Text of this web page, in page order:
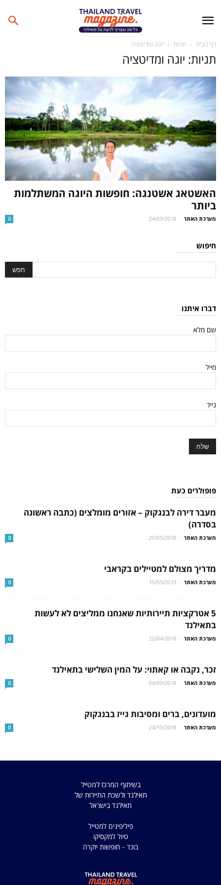
דף הבית תגיות יוגה ומדיטציה
תגיות: יוגה ומדיטציה
האשטאג אשטנגה: חופשות היוגה המשתלמות
ביותר
מערכת האתר -
24/03/2018
0
חיפוש
דברו איתנו
שם מלא
מייל
נייד
פופולרים כעת
מעבר דירה לבנגקוק – אזורים מומלצים (כתבה ראשונה
בסדרה)
מערכת האתר -
29/05/2018
0
מדריך מצולם למטיילים בקראבי
מערכת האתר -
19/05/2019
0
5 אטרקציות תיירותיות שאנחנו ממליצים לא לעשות
בתאילנד
מערכת האתר -
22/04/2018
0
זכר, נקבה או קאתוי: על המין השלישי בתאילנד
מערכת האתר -
06/09/2018
0
מועדונים, ברים ומסיבות גייז בבנגקוק
מערכת האתר -
24/10/2018
0
בשיתוף המרכז למטייל
תאילנד ולשכת התיירות של
תאילנד בישראל
פיליפינים למטייל
טיול למקסיקו
בונד - חופשות יוקרה